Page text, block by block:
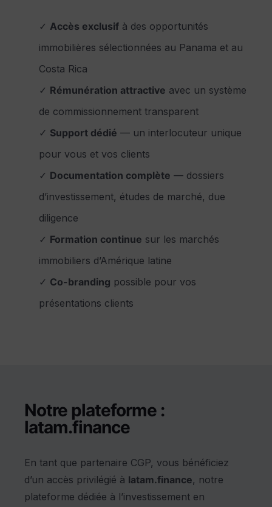
✓ Accès exclusif à des opportunités
immobilières sélectionnées au Panama et au
Costa Rica
✓ Rémunération attractive avec un système
de commissionnement transparent
✓ Support dédié — un interlocuteur unique
pour vous et vos clients
✓ Documentation complète — dossiers
d’investissement, études de marché, due
diligence
✓ Formation continue sur les marchés
immobiliers d’Amérique latine
✓ Co-branding possible pour vos
présentations clients
Notre plateforme :
latam.finance
En tant que partenaire CGP, vous bénéficiez
d’un accès privilégié à latam.finance, notre
plateforme dédiée à l’investissement en